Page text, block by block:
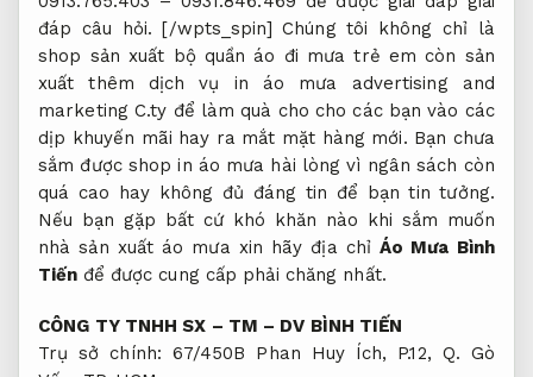
đáp câu hỏi. [/wpts_spin] Chúng tôi không chỉ là
shop sản xuất bộ quần áo đi mưa trẻ em còn sản
xuất thêm dịch vụ in áo mưa advertising and
marketing C.ty để làm quà cho cho các bạn vào các
dịp khuyến mãi hay ra mắt mặt hàng mới. Bạn chưa
sắm được shop in áo mưa hài lòng vì ngân sách còn
quá cao hay không đủ đáng tin để bạn tin tưởng.
Nếu bạn gặp bất cứ khó khăn nào khi sắm muốn
nhà sản xuất áo mưa xin hãy địa chỉÁo Mưa Bình
Tiến để được cung cấp phải chăng nhất.
CÔNG TY TNHH SX – TM – DV BÌNH TIẾN
Trụ sở chính: 67/450B Phan Huy Ích, P.12, Q. Gò